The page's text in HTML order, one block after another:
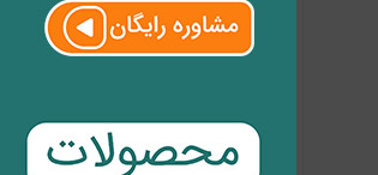
جامدادی پلاستیکی پاپکو به دلیل
است. این جاقلمی ها با دکمه